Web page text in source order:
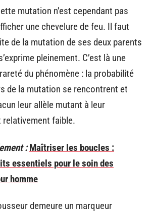
mutation n’est cependant pas
une chevelure de feu. Il faut
de la mutation de ses deux parents
pleinement. C’est là une
du phénomène : la probabilité
de la mutation se rencontrent et
leur allèle mutant à leur
faible.
: Maîtriser les boucles :
essentiels pour le soin des
homme
demeure un marqueur